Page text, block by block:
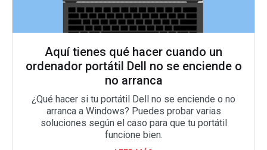
Aquí tienes qué hacer cuando un
ordenador portátil Dell no se enciende o
no arranca
¿Qué hacer si tu portátil Dell no se enciende o no
arranca a Windows? Puedes probar varias
soluciones según el caso para que tu portátil
funcione bien.